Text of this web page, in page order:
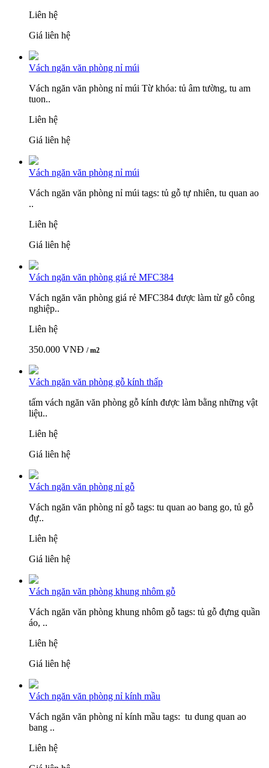
Liên hệ
Giá liên hệ
Vách ngăn văn phòng nỉ múi
Vách ngăn văn phòng nỉ múi Từ khóa: tủ âm tường, tu am
tuon..
Liên hệ
Giá liên hệ
Vách ngăn văn phòng nỉ múi
Vách ngăn văn phòng nỉ múi tags: tủ gỗ tự nhiên, tu quan ao
..
Liên hệ
Giá liên hệ
Vách ngăn văn phòng giá rẻ MFC384
Vách ngăn văn phòng giá rẻ MFC384 được làm từ gỗ công
nghiệp..
Liên hệ
350.000 VNĐ / m2
Vách ngăn văn phòng gỗ kính thấp
tấm vách ngăn văn phòng gỗ kính được làm bằng những vật
liệu..
Liên hệ
Giá liên hệ
Vách ngăn văn phòng nỉ gỗ
Vách ngăn văn phòng nỉ gỗ tags: tu quan ao bang go, tủ gỗ
đự..
Liên hệ
Giá liên hệ
Vách ngăn văn phòng khung nhôm gỗ
Vách ngăn văn phòng khung nhôm gỗ tags: tủ gỗ đựng quần
áo, ..
Liên hệ
Giá liên hệ
Vách ngăn văn phòng nỉ kính mầu
Vách ngăn văn phòng nỉ kính mầu tags: tu dung quan ao
bang ..
Liên hệ